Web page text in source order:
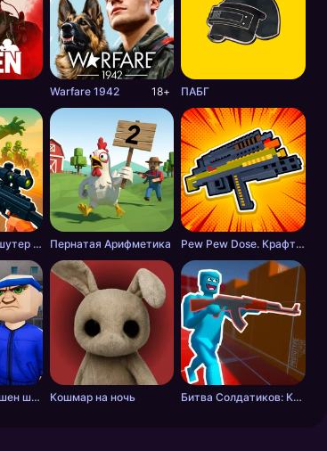
Warfare 1942 18+ ПАБГ
Дорога зомби: шутер с разрушениями Пернатая Арифметика Pew Pew Dose. Крафт оружия
Война Банд: Экшен шутер Кошмар на ночь Битва Солдатиков: Красные против Синих